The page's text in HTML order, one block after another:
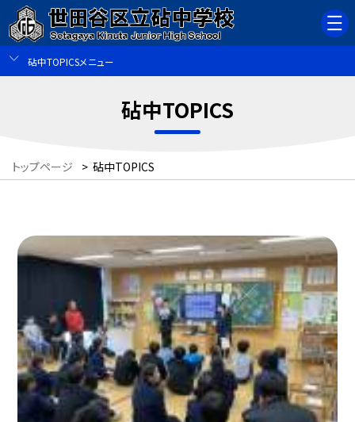
砧中TOPICSメニュー
砧中TOPICS
トップページ > 砧中TOPICS